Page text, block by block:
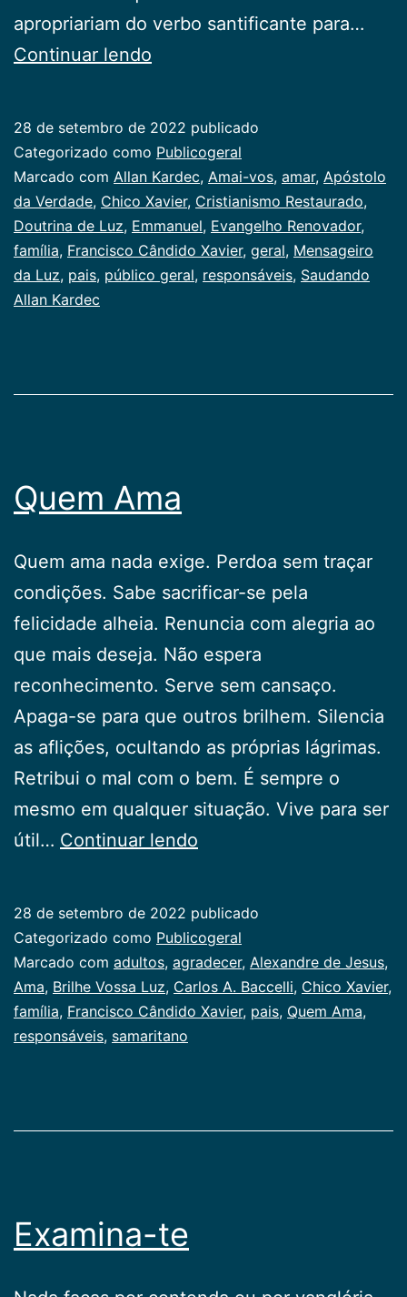
apropriariam do verbo santificante para…
Continuar lendo
28 de setembro de 2022 publicado
Categorizado como Publicogeral
Marcado com Allan Kardec, Amai-vos, amar, Apóstolo
da Verdade, Chico Xavier, Cristianismo Restaurado,
Doutrina de Luz, Emmanuel, Evangelho Renovador,
família, Francisco Cândido Xavier, geral, Mensageiro
da Luz, pais, público geral, responsáveis, Saudando
Allan Kardec
Quem Ama
Quem ama nada exige. Perdoa sem traçar
condições. Sabe sacrificar-se pela
felicidade alheia. Renuncia com alegria ao
que mais deseja. Não espera
reconhecimento. Serve sem cansaço.
Apaga-se para que outros brilhem. Silencia
as aflições, ocultando as próprias lágrimas.
Retribui o mal com o bem. É sempre o
mesmo em qualquer situação. Vive para ser
útil… Continuar lendo
28 de setembro de 2022 publicado
Categorizado como Publicogeral
Marcado com adultos, agradecer, Alexandre de Jesus,
Ama, Brilhe Vossa Luz, Carlos A. Baccelli, Chico Xavier,
família, Francisco Cândido Xavier, pais, Quem Ama,
responsáveis, samaritano
Examina-te